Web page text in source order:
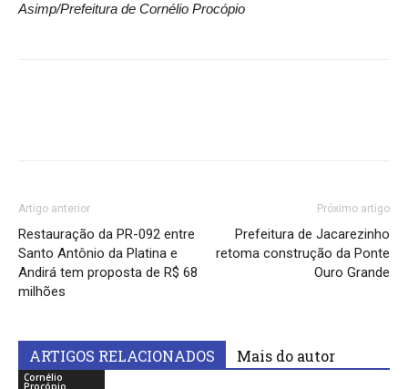
Asimp/Prefeitura de Cornélio Procópio
Artigo anterior
Restauração da PR-092 entre
Santo Antônio da Platina e
Andirá tem proposta de R$ 68
milhões
Próximo artigo
Prefeitura de Jacarezinho
retoma construção da Ponte
Ouro Grande
ARTIGOS RELACIONADOS Mais do autor
Cornélio
Procópio